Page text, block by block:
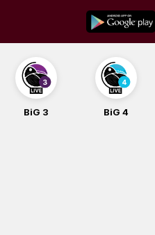
content
BiG 3 BiG 4